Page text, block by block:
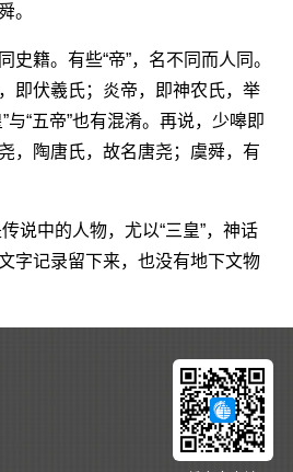
。
籍。有些“帝”，名不同而人同。
即伏羲氏；炎帝，即神农氏，举
与“五帝”也有混淆。再说，少嗥即
，陶唐氏，故名唐尧；虞舜，有
说中的人物，尤以“三皇”，神话
字记录留下来，也没有地下文物